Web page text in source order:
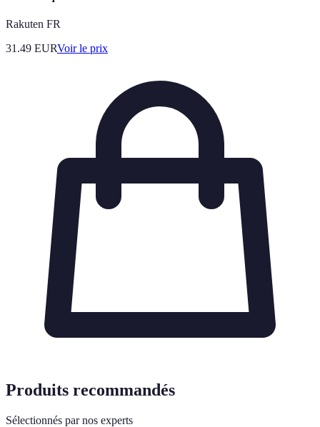
Rakuten FR
31.49 EURVoir le prix
Produits recommandés
Sélectionnés par nos experts